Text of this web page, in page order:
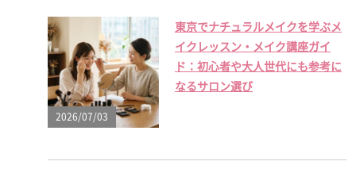
2026/07/03
東京でナチュラルメイクを学ぶメ
イクレッスン・メイク講座ガイ
ド：初心者や大人世代にも参考に
なるサロン選び